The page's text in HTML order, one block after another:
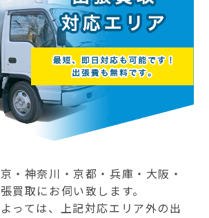
・神奈川・京都・兵庫・大阪・
買取にお伺い致します。
っては、上記対応エリア外の出